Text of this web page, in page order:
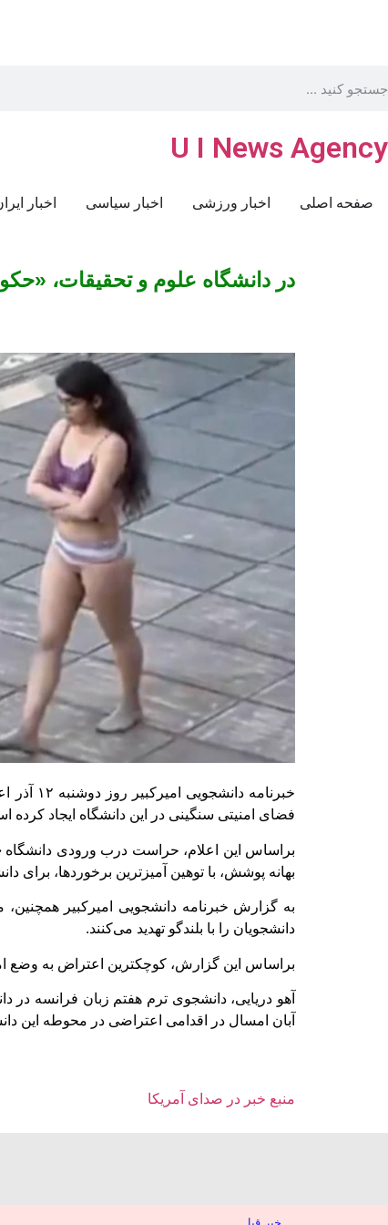
U I News Agency
صفحه اصلی اخبار ورزشی اخبار سیاسی اخبار
در دانشگاه علوم و تحقیقات،
فضای امنیتی سنگینی در این دانشگاه ایجاد کرده
براساس این اعلام، حراست درب ورودی دانشگاه
بهانه پوشش، با توهین‌ آمیزترین برخوردها، برای
به گزارش خبرنامه دانشجویی امیرکبیر
دانشجویان را با بلندگو تهدید می‌کنند.
براساس این گزارش، کوچکترین اعتراض به وضع
آبان امسال در اقدامی اعتراضی در محوطه این
منبع خبر در صدای آمریکا